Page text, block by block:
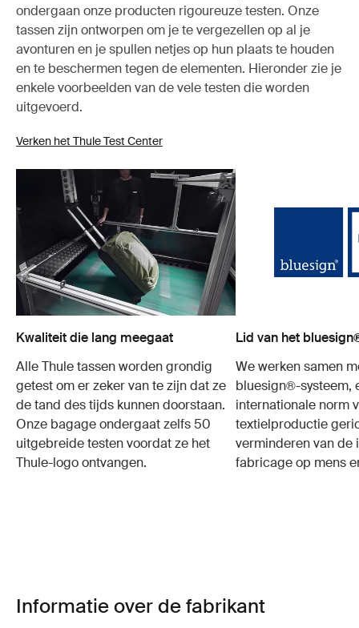
ondergaan onze producten rigoureuze testen. Onze
tassen zijn ontworpen om je te vergezellen op al je
avonturen en je spullen netjes op hun plaats te houden
en te beschermen tegen de elementen. Hieronder zie je
enkele voorbeelden van de vele testen die worden
uitgevoerd.
Verken het Thule Test Center
Kwaliteit die lang meegaat
Alle Thule tassen worden grondig
getest om er zeker van te zijn dat ze
de tand des tijds kunnen doorstaan.
Onze bagage ondergaat zelfs 50
uitgebreide testen voordat ze het
Thule-logo ontvangen.
Lid van het
We werken samen
bluesign®-systeem,
internationale norm
textielproductie
verminderen van de
fabricage op mens
Informatie over de fabrikant